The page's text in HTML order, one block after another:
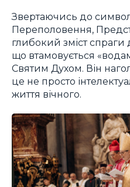
Звертаючись до
Переполовення,
глибокий зміст спраги
що втамовується
Святим Духом. Він
це не просто
життя вічного.